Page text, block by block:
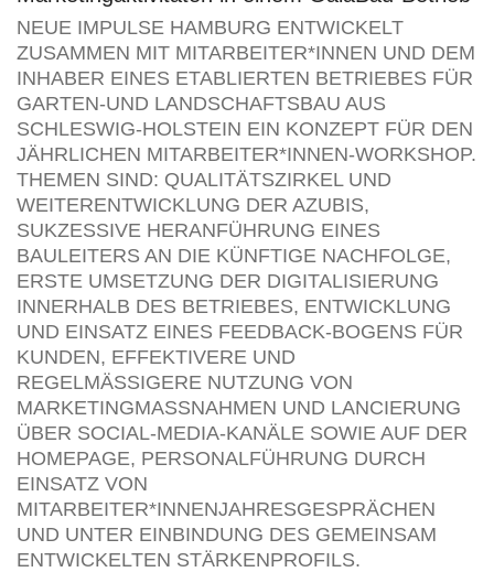
NEUE IMPULSE HAMBURG ENTWICKELT
ZUSAMMEN MIT MITARBEITER*INNEN UND DEM
INHABER EINES ETABLIERTEN BETRIEBES FÜR
GARTEN-UND LANDSCHAFTSBAU AUS
SCHLESWIG-HOLSTEIN EIN KONZEPT FÜR DEN
JÄHRLICHEN MITARBEITER*INNEN-WORKSHOP.
THEMEN SIND: QUALITÄTSZIRKEL UND
WEITERENTWICKLUNG DER AZUBIS,
SUKZESSIVE HERANFÜHRUNG EINES
BAULEITERS AN DIE KÜNFTIGE NACHFOLGE,
ERSTE UMSETZUNG DER DIGITALISIERUNG
INNERHALB DES BETRIEBES, ENTWICKLUNG
UND EINSATZ EINES FEEDBACK-BOGENS FÜR
KUNDEN, EFFEKTIVERE UND
REGELMÄSSIGERE NUTZUNG VON M
ARKETINGMASSNAHMEN UND LANCIERUNG ÜB
ER SOCIAL-MEDIA-KANÄLE SOWIE AUF DER HO
MEPAGE, PERSONALFÜHRUNG DURCH EI
NSATZ VON MI
TARBEITER*INNENJAHRESGESPRÄCHEN UN
D UNTER EINBINDUNG DES GEMEINSAM EN
TWICKELTEN STÄRKENPROFILS.